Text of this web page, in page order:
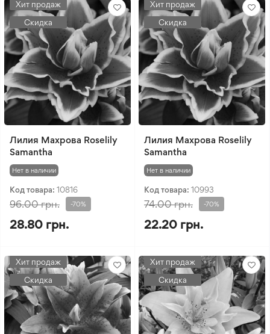
Хит продаж
Скидка
Лилия Махрова Roselily
Samantha
Нет в наличии
Код товара: 10816
96.00 грн. -70%
28.80 грн.
Хит продаж
Скидка
Лилия Махрова Roselily
Samantha
Нет в наличии
Код товара: 10993
74.00 грн. -70%
22.20 грн.
Хит продаж
Скидка
Хит продаж
Скидка